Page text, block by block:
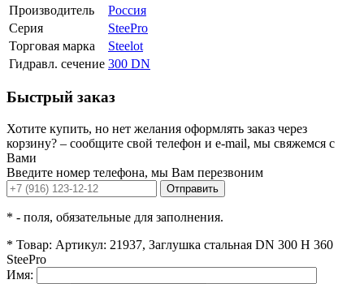
Производитель
Россия
Серия
SteePro
Торговая марка
Steelot
Гидравл. сечение 300 DN
Быстрый заказ
Хотите купить, но нет желания оформлять заказ через
корзину? – сообщите свой телефон и e-mail, мы свяжемся с
Вами
Введите номер телефона, мы Вам перезвоним
Отправить
* - поля, обязательные для заполнения.
* Товар: Артикул: 21937, Заглушка стальная DN 300 H 360
SteePro
Имя: